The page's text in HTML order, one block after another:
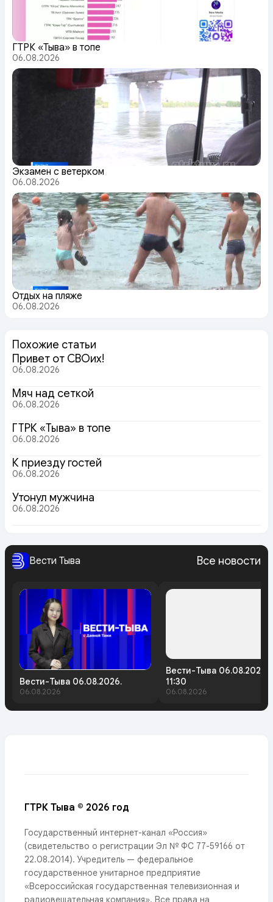
ГТРК «Тыва» в топе
06.08.2026
Экзамен с ветерком
06.08.2026
Отдых на пляже
06.08.2026
Похожие статьи
Привет от СВОих!
06.08.2026
Мяч над сеткой
06.08.2026
ГТРК «Тыва» в топе
06.08.2026
К приезду гостей
06.08.2026
Утонул мужчина
06.08.2026
Вести Тыва Все новости
Вести-Тыва 06.08.2026.
06.08.2026
Вести-Тыва 06.08.2026.
11:30
06.08.2026
ГТРК Тыва © 2026 год
Государственный интернет-канал «Россия»
(свидетельство о регистрации Эл № ФС 77-59166 от
22.08.2014). Учредитель — федеральное
государственное унитарное предприятие
«Всероссийская государственная телевизионная и
радиовещательная компания». Все права на